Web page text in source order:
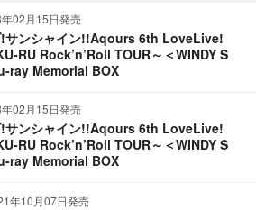
02月15日発売
!サンシャイン!!Aqours 6th LoveLive!
RU Rock’n’Roll TOUR～＜WINDY S
ray Memorial BOX
02月15日発売
!サンシャイン!!Aqours 6th LoveLive!
RU Rock’n’Roll TOUR～＜WINDY S
ray Memorial BOX
年10月07日発売